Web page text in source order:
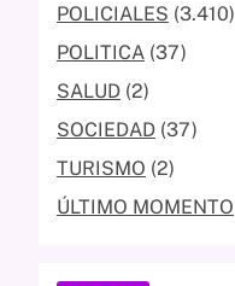
POLICIALES (3.410)
POLITICA (37)
SALUD (2)
SOCIEDAD (37)
TURISMO (2)
ÚLTIMO MOMENTO